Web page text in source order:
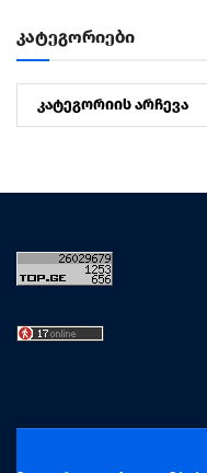
კატეგორიები
კატეგორიები